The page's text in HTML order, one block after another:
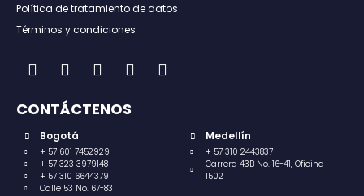
Política de tratamiento de datos
Términos y condiciones
CONTÁCTENOS
Bogotá
+ 57 601 7452929
+ 57 323 3979148
+ 57 310 6644379
Calle 53 No. 67-83
Medellín
+ 57 310 2443837
Carrera 43B No. 16-41, Oficina
1502